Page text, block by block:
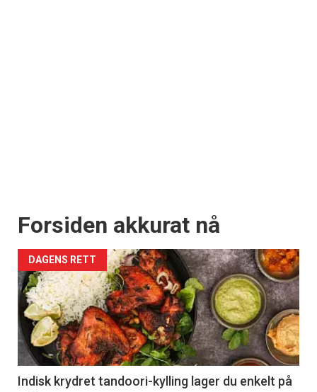
Forsiden akkurat nå
DAGENS RETT
Indisk krydret tandoori-kylling lager du enkelt på